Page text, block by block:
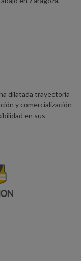
dilatada trayectoria
y comercialización
en sus